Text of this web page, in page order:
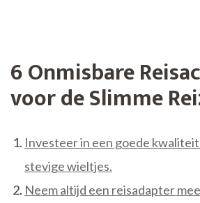
6 Onmisbare
voor de Slimme
Investeer in een goede
stevige wieltjes.
Neem altijd een reisadapter